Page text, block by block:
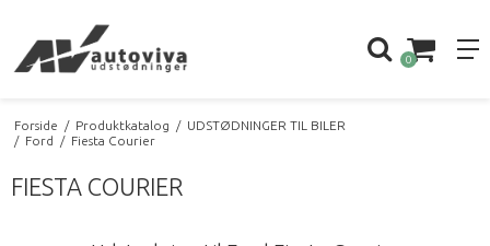
0
Forside / Produktkatalog / UDSTØDNINGER TIL BILER
/ Ford / Fiesta Courier
FIESTA COURIER